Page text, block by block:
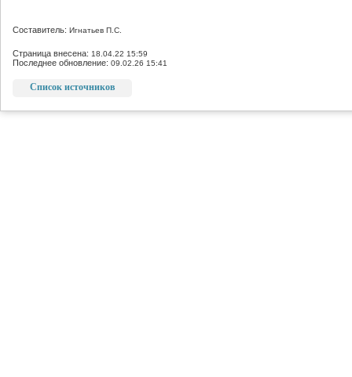
Составитель: Игнатьев П.С.
Страница внесена: 18.04.22 15:59
Последнее обновление: 09.02.26 15:41
Список источников